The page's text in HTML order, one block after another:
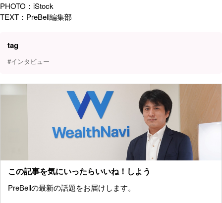
PHOTO：iStock
TEXT：PreBell編集部
tag
#インタビュー
この記事を気にいったらいいね！しよう
PreBellの最新の話題をお届けします。